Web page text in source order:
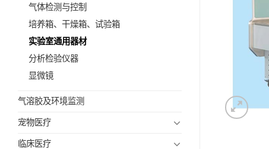
气体检测与控制
培养箱、干燥箱、试验箱
实验室通用器材
分析检验仪器
显微镜
气溶胶及环境监测
宠物医疗
临床医疗